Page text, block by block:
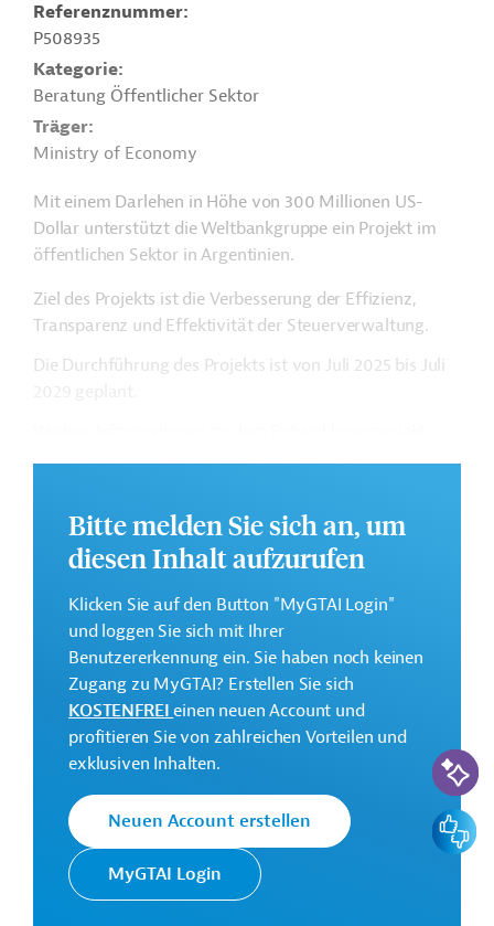
Referenznummer
P508935
Kategorie
Beratung Öffentlicher Sektor
Träger
Ministry of Economy
Mit einem Darlehen in Höhe von 300 Millionen US-
Dollar unterstützt die Weltbankgruppe ein Projekt im
öffentlichen Sektor in Argentinien.
Ziel des Projekts ist die Verbesserung der Effizienz,
Transparenz und Effektivität der Steuerverwaltung.
Die Durchführung des Projekts ist von Juli 2025 bis Juli
finden Sie auf derWebseite der Weltbankgruppe
bereitsteht.
GTAI informiert über dieWeltbankgruppe:
Geschäftsanbahnung.
Gesamtkosten:
1,47 Milliarden US-Dollar
Geberbeitrag:
300 Millionen US-Dollar (IBRD; Darlehen)
Kontaktadressen
Bitte melden Sie sich an, um
diesen Inhalt aufzurufen
Klicken Sie auf den Button "MyGTAI Login"
und loggen Sie sich mit Ihrer
Benutzererkennung ein. Sie haben noch keinen
Zugang zu MyGTAI? Erstellen Sie sich
KOSTENFREIeinen neuen Account und
profitieren Sie von zahlreichen Vorteilen und
exklusiven Inhalten.
Neuen Account erstellen
MyGTAI Login
KI-